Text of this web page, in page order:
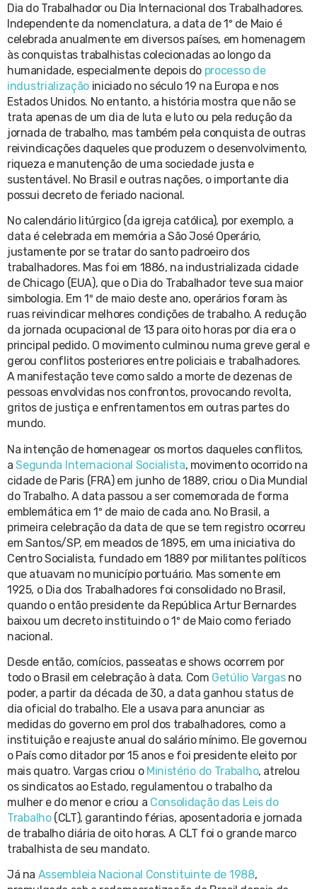
Dia do Trabalhador ou Dia Internacional dos Trabalhadores.
Independente da nomenclatura, a data de 1º de Maio é
celebrada anualmente em diversos países, em homenagem
às conquistas trabalhistas colecionadas ao longo da
humanidade, especialmente depois do processo de
industrialização iniciado no século 19 na Europa e nos
Estados Unidos. No entanto, a história mostra que não se
trata apenas de um dia de luta e luto ou pela redução da
jornada de trabalho, mas também pela conquista de outras
reivindicações daqueles que produzem o desenvolvimento,
riqueza e manutenção de uma sociedade justa e
sustentável. No Brasil e outras nações, o importante dia
possui decreto de feriado nacional.
No calendário litúrgico (da igreja católica), por exemplo, a
data é celebrada em memória a São José Operário,
justamente por se tratar do santo padroeiro dos
trabalhadores. Mas foi em 1886, na industrializada cidade
de Chicago (EUA), que o Dia do Trabalhador teve sua maior
simbologia. Em 1º de maio deste ano, operários foram às
ruas reivindicar melhores condições de trabalho. A redução
da jornada ocupacional de 13 para oito horas por dia era o
principal pedido. O movimento culminou numa greve geral e
gerou conflitos posteriores entre policiais e trabalhadores.
A manifestação teve como saldo a morte de dezenas de
pessoas envolvidas nos confrontos, provocando revolta,
gritos de justiça e enfrentamentos em outras partes do
mundo.
Na intenção de homenagear os mortos daqueles conflitos,
aSegunda Internacional Socialista, movimento ocorrido na
cidade de Paris (FRA) em junho de 1889, criou o Dia Mundial
do Trabalho. A data passou a ser comemorada de forma
emblemática em 1º de maio de cada ano. No Brasil, a
primeira celebração da data de que se tem registro ocorreu
em Santos/SP, em meados de 1895, em uma iniciativa do
Centro Socialista, fundado em 1889 por militantes políticos
que atuavam no município portuário. Mas somente em
1925, o Dia dos Trabalhadores foi consolidado no Brasil,
quando o então presidente da República Artur Bernardes
baixou um decreto instituindo o 1º de Maio como feriado
nacional.
Desde então, comícios, passeatas e shows ocorrem por
todo o Brasil em celebração à data. Com Getúlio Vargasno
poder, a partir da década de 30, a data ganhou status de
dia oficial do trabalho. Ele a usava para anunciar as
medidas do governo em prol dos trabalhadores, como a
instituição e reajuste anual do salário mínimo. Ele governou
o País como ditador por 15 anos e foi presidente eleito por
mais quatro. Vargas criou o Ministério do Trabalho, atrelou
os sindicatos ao Estado, regulamentou o trabalho da
mulher e do menor e criou a Consolidação das Leis do
Trabalho(CLT), garantindo férias, aposentadoria e jornada
de trabalho diária de oito horas. A CLT foi o grande marco
trabalhista de seu mandato.
Já na Assembleia Nacional Constituinte de 1988,